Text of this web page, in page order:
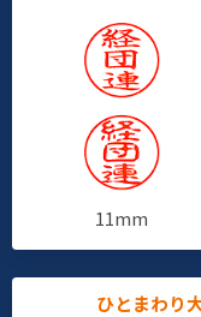
11mm
ひとまわり